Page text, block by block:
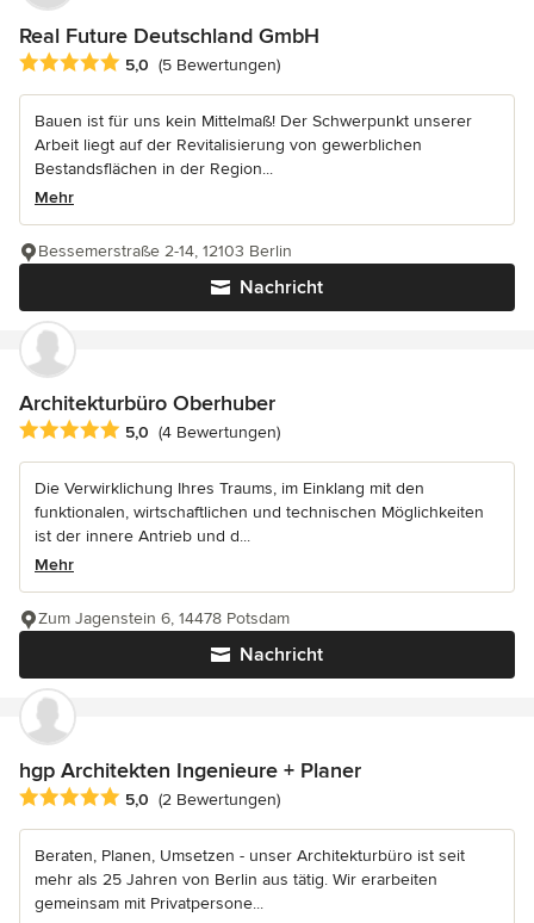
Real Future Deutschland GmbH
Durchschnittliche Bewertung: 5 von 5 Sternen
5,0 (5 Bewertungen)
Bauen ist für uns kein Mittelmaß! Der Schwerpunkt unserer
Arbeit liegt auf der Revitalisierung von gewerblichen
Bestandsflächen in der Region...
Mehr
Nachricht
Bessemerstraße 2-14, 12103 Berlin
Architekturbüro Oberhuber
Durchschnittliche Bewertung: 5 von 5 Sternen
5,0 (4 Bewertungen)
Die Verwirklichung Ihres Traums, im Einklang mit den
funktionalen, wirtschaftlichen und technischen Möglichkeiten
ist der innere Antrieb und d...
Mehr
Nachricht
Zum Jagenstein 6, 14478 Potsdam
hgp Architekten Ingenieure + Planer
Durchschnittliche Bewertung: 5 von 5 Sternen
5,0 (2 Bewertungen)
Beraten, Planen, Umsetzen - unser Architekturbüro ist seit
mehr als 25 Jahren von Berlin aus tätig. Wir erarbeiten
gemeinsam mit Privatpersone...